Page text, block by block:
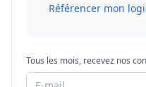
Référencer mon
Tous les mois, recevez nos